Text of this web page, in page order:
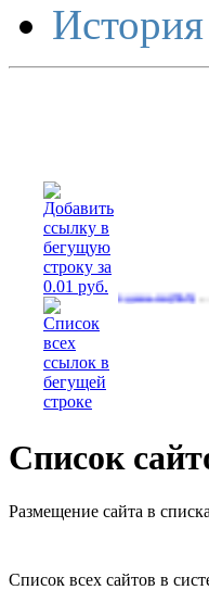
делает деньги (565)…
Список
Размещение сайта в
Список всех сайтов в